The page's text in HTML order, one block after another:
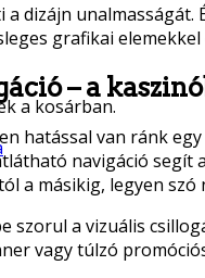
a kosárban.
a dizájn
grafikai
– a
hatással van ránk
navigáció
a másikig, legyen
szorul a vizuális
vagy túlzó